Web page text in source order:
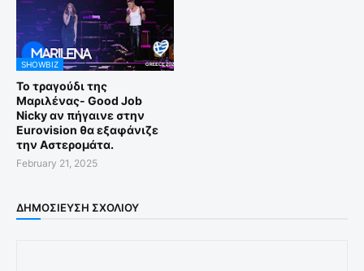
SHOWBIZ
Το τραγούδι της
Μαριλένας- Good Job
Nicky αν πήγαινε στην
Eurovision θα εξαφάνιζε
την Αστερομάτα.
February 21, 2025
ΔΗΜΟΣΊΕΥΣΗ ΣΧΟΛΊΟΥ